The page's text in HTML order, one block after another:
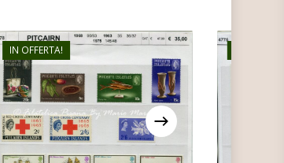
IN OFFERTA!
€35,00
€24,00